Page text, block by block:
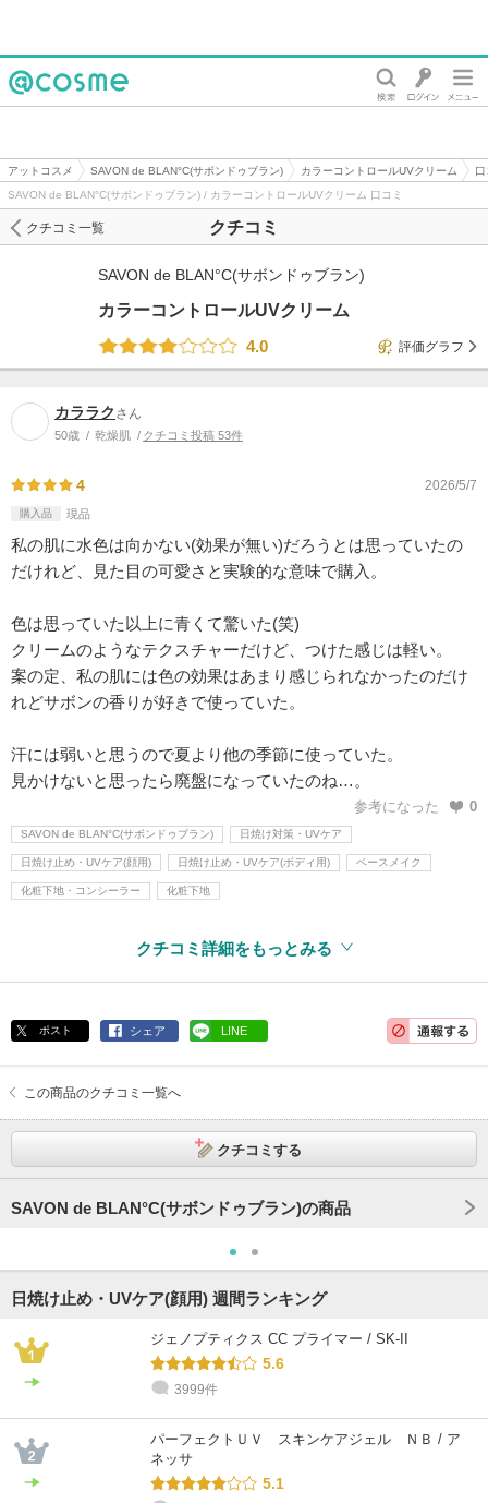
アットコスメ SAVON de BLAN°C(サボンドゥブラン) カラーコントロールUVクリーム
SAVON de BLAN°C(サボンドゥブラン) / カラーコントロールUVクリーム 口コミ
クチコミ
クチコミ一覧
SAVON de BLAN°C(サボンドゥブラン)
カラーコントロールUVクリーム
4.0
評価グラフ
カララク さん
50歳 乾燥肌 クチコミ投稿 53件
4 2026/5/7
購入品 現品
私の肌に水色は向かない(効果が無い)だろうとは思っていたの
だけれど、見た目の可愛さと実験的な意味で購入。
色は思っていた以上に青くて驚いた(笑)
クリームのようなテクスチャーだけど、つけた感じは軽い。
案の定、私の肌には色の効果はあまり感じられなかったのだけ
れどサボンの香りが好きで使っていた。
汗には弱いと思うので夏より他の季節に使っていた。
見かけないと思ったら廃盤になっていたのね…。
参考になった 0
SAVON de BLAN°C(サボンドゥブラン) 日焼け対策・UVケア
日焼け止め・UVケア(顔用) 日焼け止め・UVケア(ボディ用) ベースメイク
化粧下地・コンシーラー 化粧下地
クチコミ詳細をもっとみる
ポスト シェア LINE
この商品のクチコミ一覧へ
クチコミする
SAVON de BLAN°C(サボンドゥブラン)の商品
日焼け止め・UVケア(顔用) 週間ランキング
ジェノプティクス CC プライマー / SK-II
5.6
3999件
パーフェクトＵＶ スキンケアジェル ＮＢ / ア
ネッサ
5.1